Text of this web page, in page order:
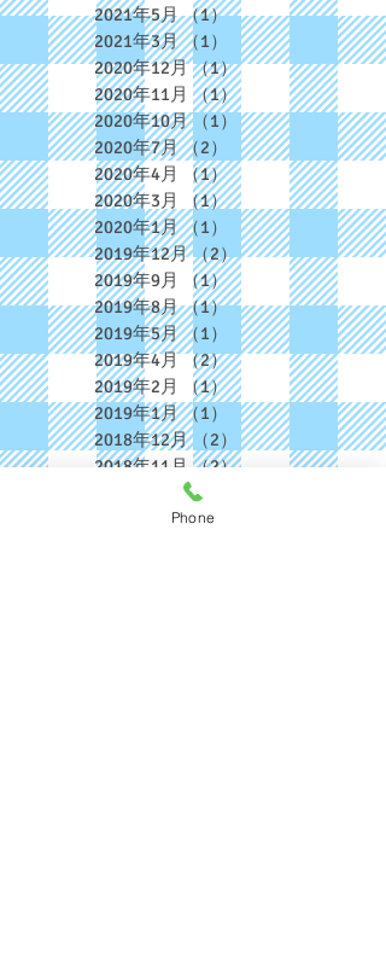
2021年5月（1）1件の記事
2021年3月（1）
1件の記事
2020年12月（1）1件の記事
2020年11月 （1）1件の記事
2020年10月（1）
1件の記事
2020年7月（2）
2件の記事
2020年4月
（1）1件の記事
2020年3月
（1）1件の記事
2020年1月（1）
1件の記事
2019年12月（2）2件の記事
2019年9月
（1）1件の記事
2019年8月（1）1件の記事
2019年5月（1）
1件の記事
2019年4月 （2）2件の記事
2019年2月
（1）1件の記事
2019年1月（1）
1件の記事
2018年12月（2）
2件の記事
2018年11月 （2）2件の記事
2018年10月（1）
2018年9月（2）
Phone